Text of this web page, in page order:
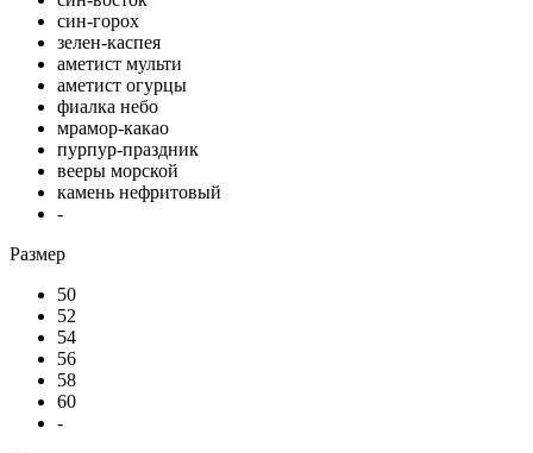
син-горох
зелен-каспея
аметист мульти
аметист огурцы
фиалка небо
мрамор-какао
пурпур-праздник
вееры морской
камень нефритовый
-
Размер
50
52
54
56
58
60
-